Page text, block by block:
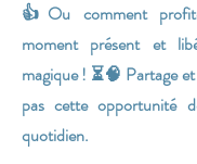
👍Ou comment
moment présent et
magique ! ⏳🧠 Partage
pas cette opportunité
quotidien.